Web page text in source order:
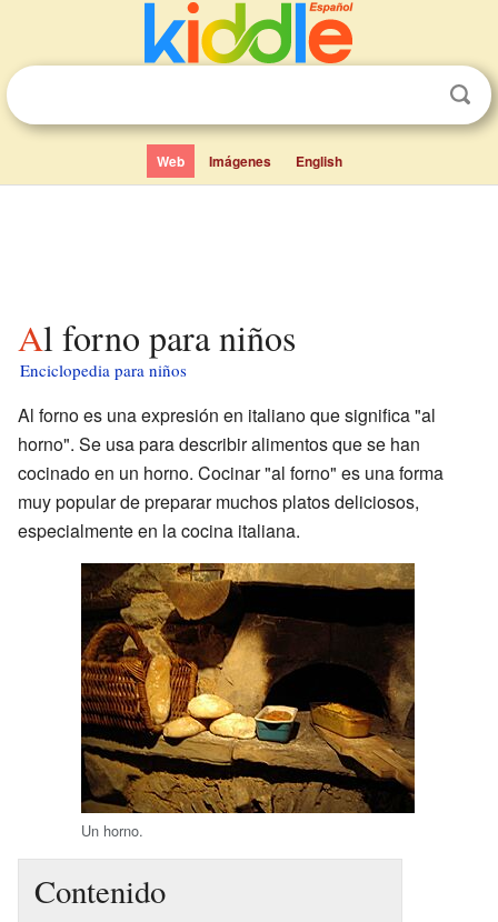
Web Imágenes English
Al forno para niños
Enciclopedia para niños
Al forno es una expresión en italiano que significa "al
horno". Se usa para describir alimentos que se han
cocinado en un horno. Cocinar "al forno" es una forma
muy popular de preparar muchos platos deliciosos,
especialmente en la cocina italiana.
Un horno.
Contenido